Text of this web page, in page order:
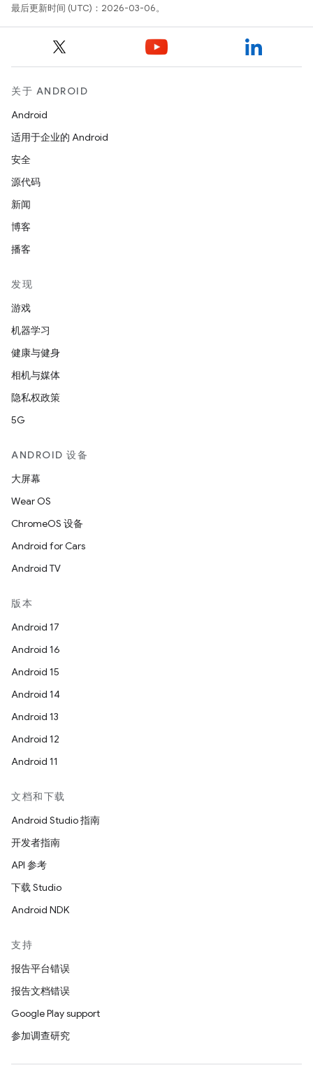
最后更新时间 (UTC)：2026-03-06。
关于 ANDROID
Android
适用于企业的 Android
安全
源代码
新闻
博客
播客
发现
游戏
机器学习
健康与健身
相机与媒体
隐私权政策
5G
ANDROID 设备
大屏幕
Wear OS
ChromeOS 设备
Android for Cars
Android TV
版本
Android 17
Android 16
Android 15
Android 14
Android 13
Android 12
Android 11
文档和下载
Android Studio 指南
开发者指南
API 参考
下载 Studio
Android NDK
支持
报告平台错误
报告文档错误
Google Play support
参加调查研究